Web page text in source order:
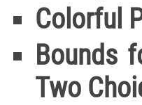
Colorful
Bounds
Two